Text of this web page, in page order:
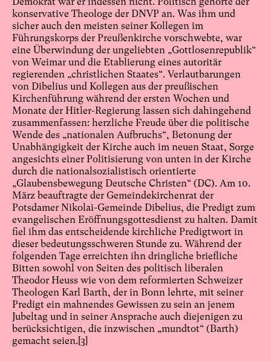
konservative Theologe der DNVP an. Was ihm und
sicher auch den meisten seiner Kollegen im
Führungskorps der Preußenkirche vorschwebte, war
eine Überwindung der ungeliebten „Gottlosenrepublik“
von Weimar und die Etablierung eines autoritär
regierenden „christlichen Staates“. Verlautbarungen
von Dibelius und Kollegen aus der preußischen
Kirchenführung während der ersten Wochen und
Monate der Hitler-Regierung lassen sich dahingehend
zusammenfassen: herzliche Freude über die politische
Wende des „nationalen Aufbruchs“, Betonung der
Unabhängigkeit der Kirche auch im neuen Staat, Sorge
angesichts einer Politisierung von unten in der Kirche
durch die nationalsozialistisch orientierte
„Glaubensbewegung Deutsche Christen“ (DC). Am 10.
März beauftragte der Gemeindekirchenrat der
Potsdamer Nikolai-Gemeinde Dibelius, die Predigt zum
evangelischen Eröffnungsgottesdienst zu halten. Damit
fiel ihm das entscheidende kirchliche Predigtwort in
dieser bedeutungsschweren Stunde zu. Während der
folgenden Tage erreichten ihn dringliche briefliche
Bitten sowohl von Seiten des politisch liberalen
Theodor Heuss wie von dem reformierten Schweizer
Theologen Karl Barth, der in Bonn lehrte, mit seiner
Predigt ein mahnendes Gewissen zu sein an jenem
Jubeltag und in seiner Ansprache auch diejenigen zu
berücksichtigen, die inzwischen „mundtot“ (Barth)
gemacht seien. [3]